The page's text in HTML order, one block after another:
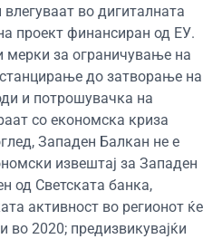
во дигиталната
проект финансиран од ЕУ.
мерки за ограничување на
до затворање на
и потрошувачка на
со економска криза
Западен Балкан не е
извештај за Западен
од Светската банка,
активност во регионот ќе
во 2020; предизвикувајќи